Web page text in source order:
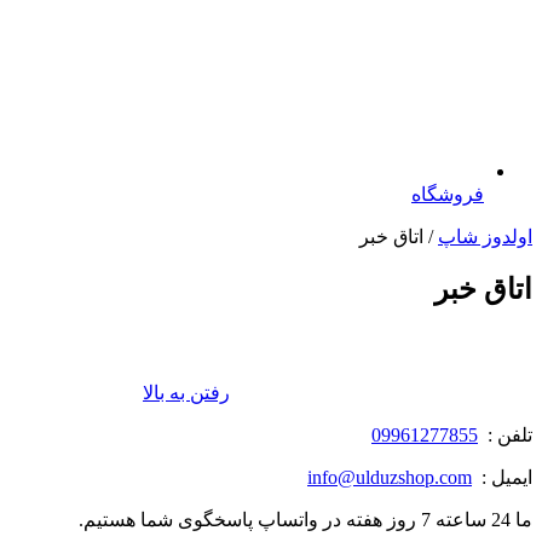
فروشگاه
اولدوز شاپ / اتاق خبر
اتاق خبر
رفتن به بالا
تلفن : 09961277855
ایمیل : info@ulduzshop.com
ما 24 ساعته 7 روز هفته در واتساپ پاسخگوی شما هستیم.